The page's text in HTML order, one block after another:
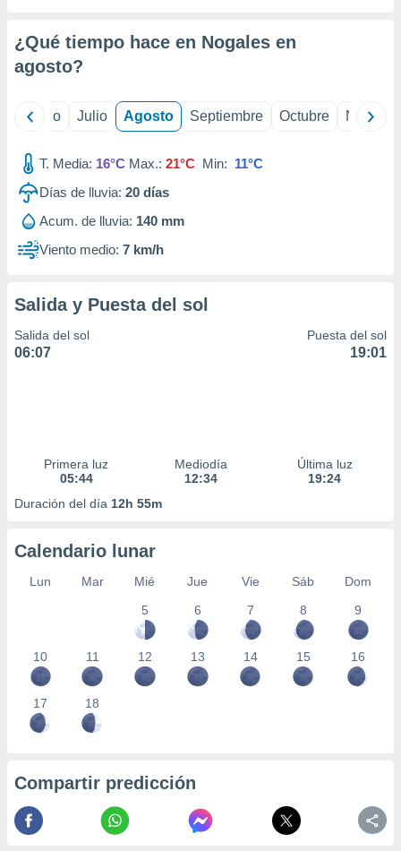
e
de
¿Qué tiempo hace en Nogales en
agosto?
Junio Julio Agosto Septiembre Octubre
T. Media: 16°C Max.: 21°C Min: 11°C
Días de lluvia: 20 días
Acum. de lluvia: 140 mm
Viento medio: 7 km/h
Salida y Puesta del sol
Salida del sol
06:07
Puesta del sol
19:01
Primera luz
05:44
Mediodía
12:34
Última luz
19:24
Duración del día 12h 55m
Calendario lunar
Lun Mar Mié Jue Vie Sáb
Dom
5
6 7 8 9
10 11 12 13 14 15 16
17 18
Compartir predicción